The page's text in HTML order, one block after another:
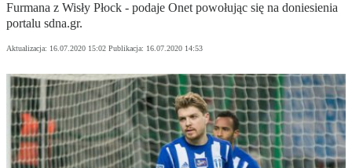
Furmana z Wisły Płock - podaje Onet powołując się na doniesienia
portalu sdna.gr.
Aktualizacja: 16.07.2020 15:02 Publikacja: 16.07.2020 14:53